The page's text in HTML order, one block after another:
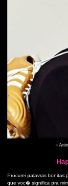
«
Procurei palavras bonitas
que voc� significa pra